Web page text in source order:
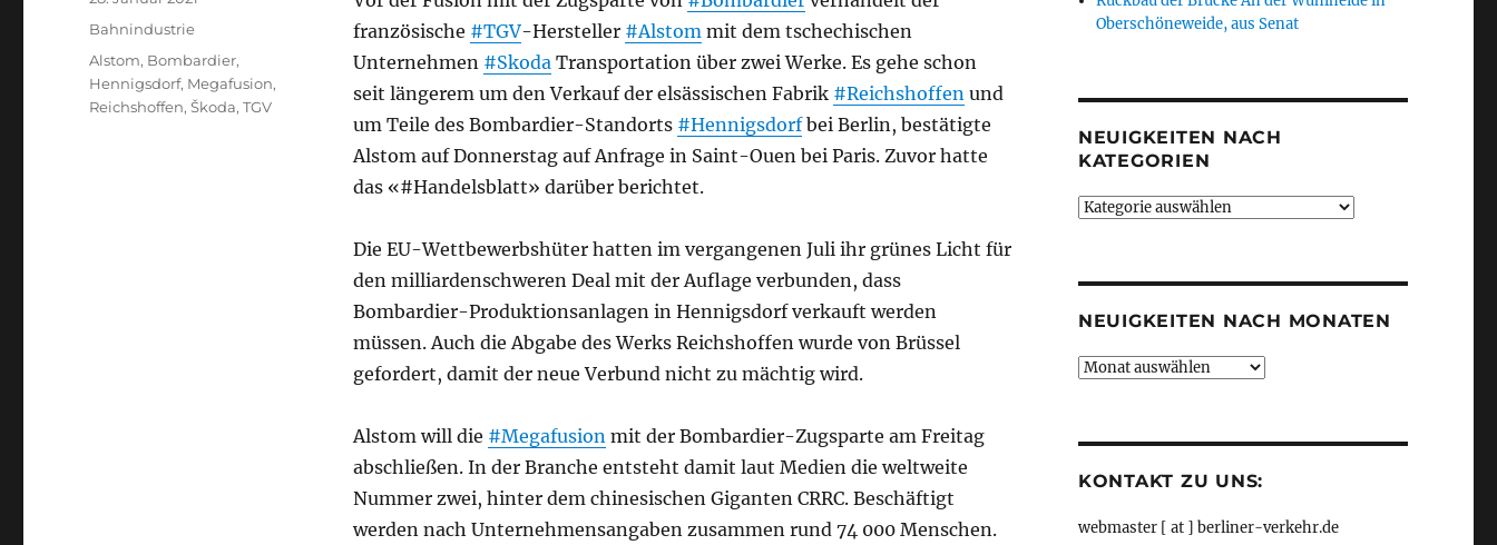
französische #TGV-Hersteller #Alstommit dem tschechischen
Unternehmen #SkodaTransportation über zwei Werke. Es gehe schon
seit längerem um den Verkauf der elsässischen Fabrik #Reichshoffenund
um Teile des Bombardier-Standorts #Hennigsdorfbei Berlin, bestätigte
Alstom auf Donnerstag auf Anfrage in Saint-Ouen bei Paris. Zuvor hatte
das «#Handelsblatt» darüber berichtet.
Die EU-Wettbewerbshüter hatten im vergangenen Juli ihr grünes Licht für
den milliardenschweren Deal mit der Auflage verbunden, dass
Bombardier-Produktionsanlagen in Hennigsdorf verkauft werden
müssen. Auch die Abgabe des Werks Reichshoffen wurde von Brüssel
gefordert, damit der neue Verbund nicht zu mächtig wird.
Alstom will die #Megafusionmit der Bombardier-Zugsparte am Freitag
abschließen. In der Branche entsteht damit laut Medien die weltweite
Nummer zwei, hinter dem chinesischen Giganten CRRC. Beschäftigt
werden nach Unternehmensangaben zusammen rund 74 000 Menschen.
am
Kategorien
Bahnindustrie
Schlagwörter
Alstom, Bombardier,
Hennigsdorf, Megafusion,
Reichshoffen,Škoda,TGV
Oberschöneweide, aus Senat
NEUIGKEITEN NACH
KATEGORIEN
Neuigkeiten
NEUIGKEITEN NACH MONATEN
Neuigkeiten
KONTAKT ZU UNS:
webmaster [ at ] berliner-verkehr.de